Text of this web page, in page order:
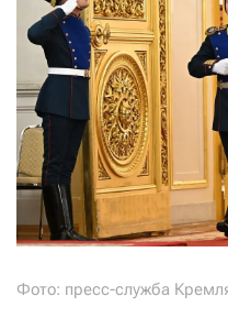
Фото: пресс-служба